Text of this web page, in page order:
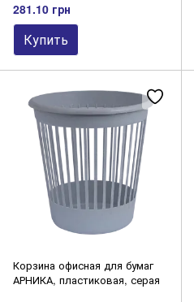
281.10 грн
Купить
Корзина офисная для бумаг
АРНИКА, пластиковая, серая